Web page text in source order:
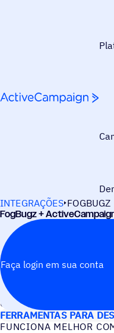
INTEGRAÇÕES FOGBUGZ
FogBugz +
Faça login em sua conta
CASOS DE USO
FERRAMENTAS PARA
FUNCIONA MELHOR